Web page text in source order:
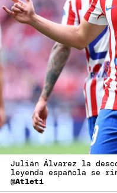
Julián Álvarez la
leyenda española se
@Atleti